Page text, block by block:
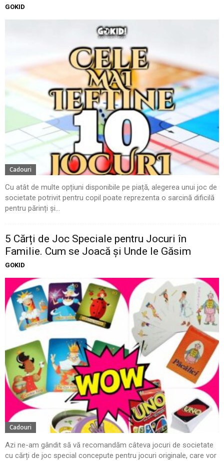
GOKID
Cadouri
Cu atât de multe opțiuni disponibile pe piață, alegerea unui joc de
societate potrivit pentru copil poate reprezenta o sarcină dificilă
pentru părinți și...
5 Cărți de Joc Speciale pentru Jocuri în
Familie. Cum se Joacă și Unde le Găsim
GOKID
Cadouri
Azi ne-am gândit să vă recomandăm câteva jocuri de societate
cu cărți de joc special concepute pentru jocuri originale, care vor